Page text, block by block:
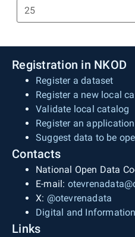
koncepce, plány), které
dokumentu, výchozí
ukončení platnosti
působnosti, webová
ČR (pokud je v ní
stránka na webu
lokalizace Krajského
Souřadnicový systém je
1984.Zdrojem dat je
kraje, odbor regionálního
Registration in NKOD
Register a dataset
Register a new local
Validate local catalog
Register an
Suggest data to be
Contacts
National Open Data
E-mail:
X: @otevrenadata
Digital and
Links